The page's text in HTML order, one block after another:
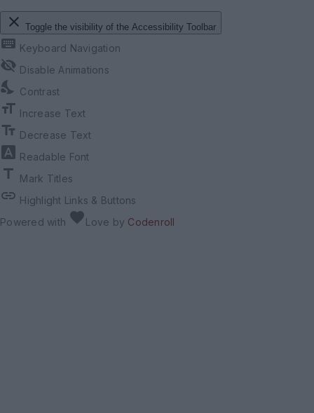
close Toggle the visibility of the Accessibility Toolbar
keyboard Keyboard Navigation
visibility_off Disable Animations
nights_stay Contrast
format_size Increase Text
text_fields Decrease Text
font_download Readable Font
title Mark Titles
link Highlight Links & Buttons
Powered with favoriteLove by Codenroll